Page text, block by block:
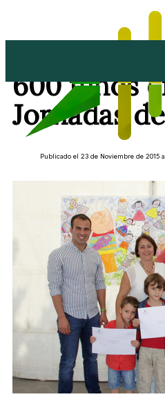
600 niños
Jornadas
Publicado el 23 de Noviembre de 2015